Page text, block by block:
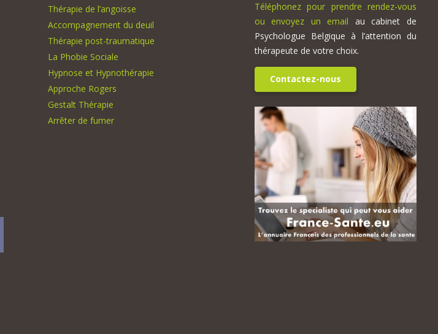
Thérapie de l’angoisse
Accompagnement du deuil
Thérapie post-traumatique
La Phobie Sociale
Hypnose et Hypnothérapie
Approche Rogers
Gestalt Thérapie
Arrêter de fumer
Téléphonez pour prendre rendez-vous
ou envoyez un email au cabinet de
Psychologue Belgique à l’attention du
thérapeute de votre choix.
Contactez-nous